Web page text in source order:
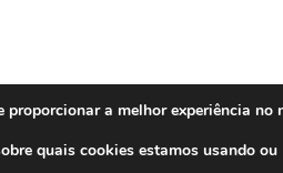
a melhor experiência no
quais cookies estamos usando ou